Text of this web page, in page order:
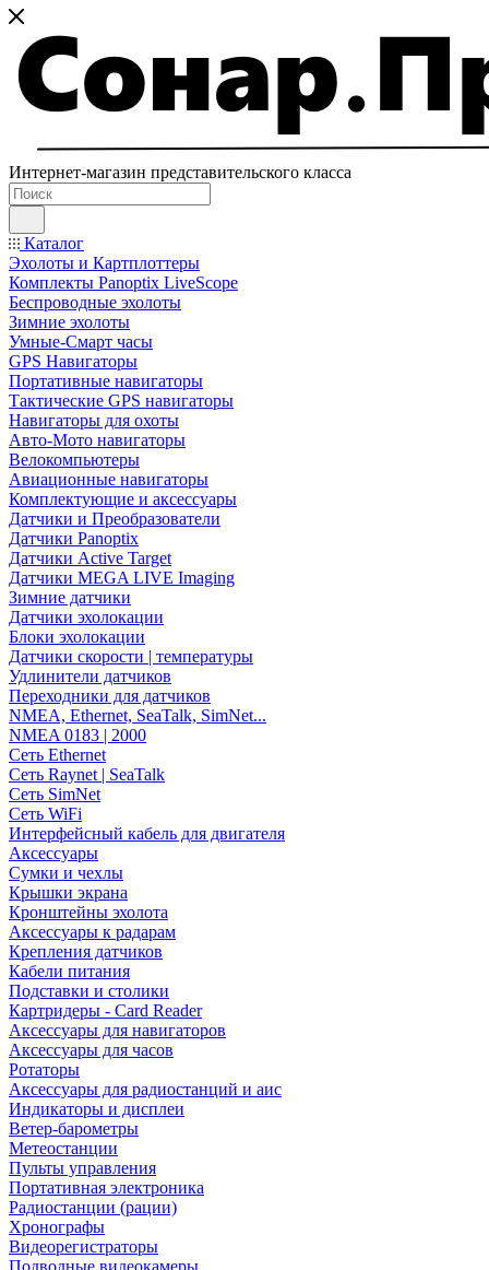
Интернет-магазин представительского класса
Каталог
Эхолоты и Картплоттеры
Комплекты Panoptix LiveScope
Беспроводные эхолоты
Зимние эхолоты
Умные-Смарт часы
GPS Навигаторы
Портативные навигаторы
Тактические GPS навигаторы
Навигаторы для охоты
Авто-Мото навигаторы
Велокомпьютеры
Авиационные навигаторы
Комплектующие и аксессуары
Датчики и Преобразователи
Датчики Panoptix
Датчики Active Target
Датчики MEGA LIVE Imaging
Зимние датчики
Датчики эхолокации
Блоки эхолокации
Датчики скорости | температуры
Удлинители датчиков
Переходники для датчиков
NMEA, Ethernet, SeaTalk, SimNet...
NMEA 0183 | 2000
Сеть Ethernet
Сеть Raynet | SeaTalk
Сеть SimNet
Сеть WiFi
Интерфейсный кабель для двигателя
Аксессуары
Сумки и чехлы
Крышки экрана
Кронштейны эхолота
Аксессуары к радарам
Крепления датчиков
Кабели питания
Подставки и столики
Картридеры - Card Reader
Аксессуары для навигаторов
Аксессуары для часов
Ротаторы
Аксессуары для радиостанций и аис
Индикаторы и дисплеи
Ветер-барометры
Метеостанции
Пульты управления
Портативная электроника
Радиостанции (рации)
Хронографы
Видеорегистраторы
Подводные видеокамеры